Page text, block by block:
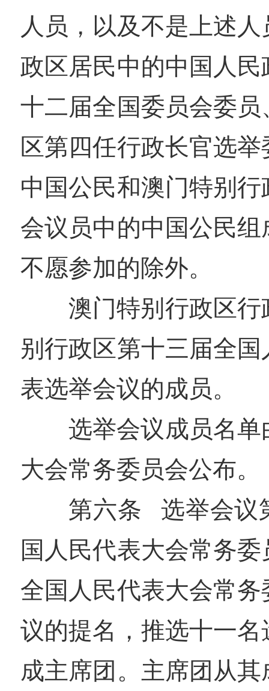
人员，以及不是上述
政区居民中的中国人
十二届全国委员会委
区第四任行政长官选
中国公民和澳门特别
会议员中的中国公民
不愿参加的除外。
澳门特别行政区
别行政区第十三届全
表选举会议的成员。
选举会议成员名
大会常务委员会公布。
第六条 选举会议
国人民代表大会常务
全国人民代表大会常
议的提名，推选十一
成主席团。主席团从